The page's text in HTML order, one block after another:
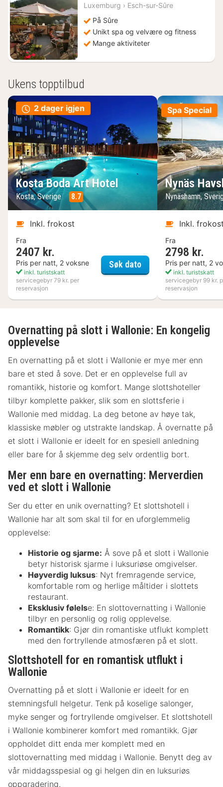
natt
kr.
Luxemburg › Esch-sur-Sûre
På Sûre
Unikt spa og velvære og fitness
Mange aktiviteter
Ukens topptilbud
2 dager igjen
Kosta Boda Art Hotel
Kosta, Sverige 8.7
Inkl. frokost
Fra
2407 kr.
Pris per natt, 2 voksne
inkl. turistskatt
servicegebyr 79 kr. per
reservasjon
Søk datoKosta Boda Art Hotel
Spa Special
Nynäs
Nynäshamn,
Inkl.
Fra
2798 kr.
Pris per natt, 2
inkl. turistskatt
servicegebyr 99 kr.
reservasjon
Overnatting på slott i Wallonie: En kongelig
opplevelse
En overnatting på et slott i Wallonie er mye mer enn
bare et sted å sove. Det er en opplevelse full av
romantikk, historie og komfort. Mange slottshoteller
tilbyr komplette pakker, slik som en slottsferie i
Wallonie med middag. La deg betone av høye tak,
klassiske møbler og utstrakte landskap. Å overnatte på
et slott i Wallonie er ideelt for en spesiell anledning
eller bare for å skjemme deg selv ordentlig bort.
Mer enn bare en overnatting: Merverdien
ved et slott i Wallonie
Ser du etter en unik overnatting? Et slottshotell i
Wallonie har alt som skal til for en uforglemmelig
opplevelse:
Historie og sjarme: Å sove på et slott i Wallonie
betyr historisk sjarme i luksuriøse omgivelser.
Høyverdig luksus: Nyt fremragende service,
komfortable rom og herlige måltider i slottets
restaurant.
Eksklusiv følelse: En slottovernatting i Wallonie
tilbyr en personlig og rolig opplevelse.
Romantikk: Gjør din romantiske utflukt komplett
med den fortryllende atmosfæren på et slott.
Slottshotell for en romantisk utflukt i
Wallonie
Overnatting på et slott i Wallonie er ideelt for en
stemningsfull helgetur. Tenk på koselige salonger,
myke senger og fortryllende omgivelser. Et slottshotell
i Wallonie kombinerer komfort med romantikk. Gjør
oppholdet ditt enda mer komplett med en
slottovernatting med middag i Wallonie. Benytt deg av
vår middagsspesial og gi helgen din en luksuriøs
oppgradering.